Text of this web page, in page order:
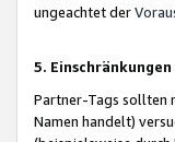
ungeachtet der
5.
Partner-Tags sollten
Namen handelt)